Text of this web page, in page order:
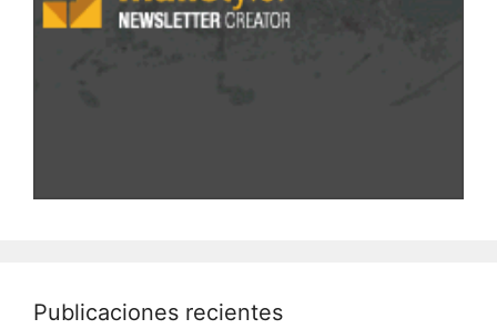
Publicaciones recientes